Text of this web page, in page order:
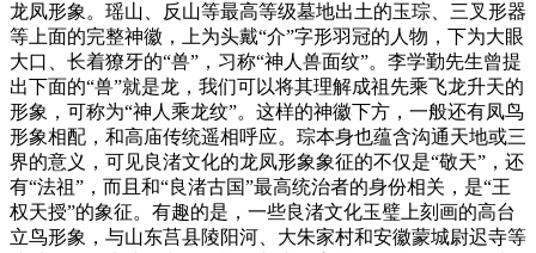
龙凤形象。瑶山、反山等最高等级墓地出土的玉琮、三叉形器
等上面的完整神徽，上为头戴“介”字形羽冠的人物，下为大眼
大口、长着獠牙的“兽”，习称“神人兽面纹”。李学勤先生曾提
出下面的“兽”就是龙，我们可以将其理解成祖先乘飞龙升天的
形象，可称为“神人乘龙纹”。这样的神徽下方，一般还有凤鸟
形象相配，和高庙传统遥相呼应。琮本身也蕴含沟通天地或三
界的意义，可见良渚文化的龙凤形象象征的不仅是“敬天”，还
有“法祖”，而且和“良渚古国”最高统治者的身份相关，是“王
权天授”的象征。有趣的是，一些良渚文化玉璧上刻画的高台
立鸟形象，与山东莒县陵阳河、大朱家村和安徽蒙城尉迟寺等